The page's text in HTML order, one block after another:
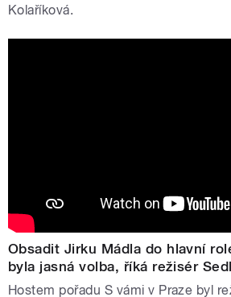
Kolaříková.
Obsadit Jirku Mádla do hlavní
byla jasná volba, říká režisér
Hostem pořadu S vámi v Praze byl